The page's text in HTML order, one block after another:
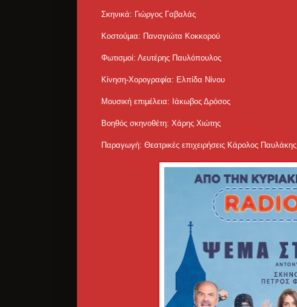
Σκηνικά: Γιώργος Γαβαλάς
Κοστούμια: Παναγιώτα Κοκκορού
Φωτισμοί: Λευτέρης Παυλόπουλος
Κίνηση-Χορογραφία: Ελπίδα Νίνου
Μουσική επιμέλεια: Ιάκωβος Δρόσος
Βοηθός σκηνοθέτη: Χάρης Χιώτης
Παραγωγή: Θεατρικές επιχειρήσεις Κάρολος Παυλάκης